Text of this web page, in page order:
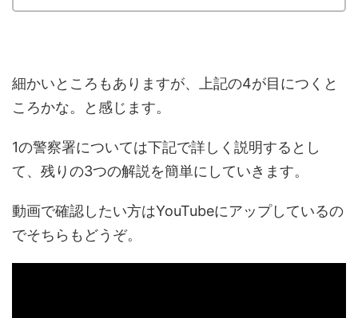
細かいところもありますが、上記の4が目につくと
ころかな。と感じます。
1の警察署については下記で詳しく説明するとし
て、残りの3つの解説を簡単にしていきます。
動画で確認したい方はYouTubeにアップしているの
でそちらもどうぞ。